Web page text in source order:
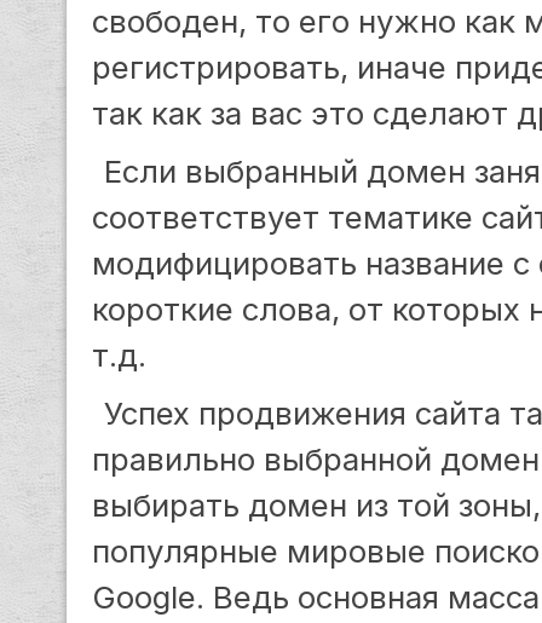
свободен, то его нужно как
регистрировать, иначе
так как за вас это сделают
Если выбранный домен
соответствует тематике
модифицировать название
короткие слова, от
т.д.
Успех продвижения сайта
правильно выбранной
выбирать домен из той
популярные мировые
Google. Ведь основная